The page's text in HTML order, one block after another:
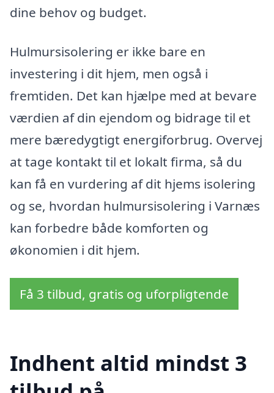
dine behov og budget.
Hulmursisolering er ikke bare en
investering i dit hjem, men også i
fremtiden. Det kan hjælpe med at bevare
værdien af din ejendom og bidrage til et
mere bæredygtigt energiforbrug. Overvej
at tage kontakt til et lokalt firma, så du
kan få en vurdering af dit hjems isolering
og se, hvordan hulmursisolering i Varnæs
kan forbedre både komforten og
økonomien i dit hjem.
Få 3 tilbud, gratis og uforpligtende
Indhent altid mindst 3